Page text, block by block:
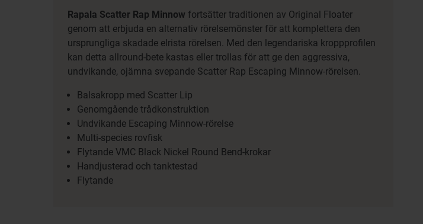
Rapala Scatter Rap Minnow fortsätter traditionen av Original Floater
genom att erbjuda en alternativ rörelsemönster för att komplettera den
ursprungliga skadade elrista rörelsen. Med den legendariska kroppprofilen
kan detta allround-bete kastas eller trollas för att ge den aggressiva,
undvikande, ojämna svepande Scatter Rap Escaping Minnow-rörelsen.
Balsakropp med Scatter Lip
Genomgående trådkonstruktion
Undvikande Escaping Minnow-rörelse
Multi-species rovfisk
Flytande VMC Black Nickel Round Bend-krokar
Handjusterad och tanktestad
Flytande